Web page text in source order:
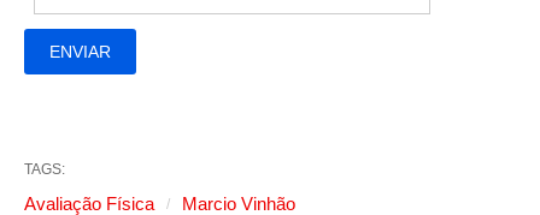
TAGS:
Avaliação Física Marcio Vinhão